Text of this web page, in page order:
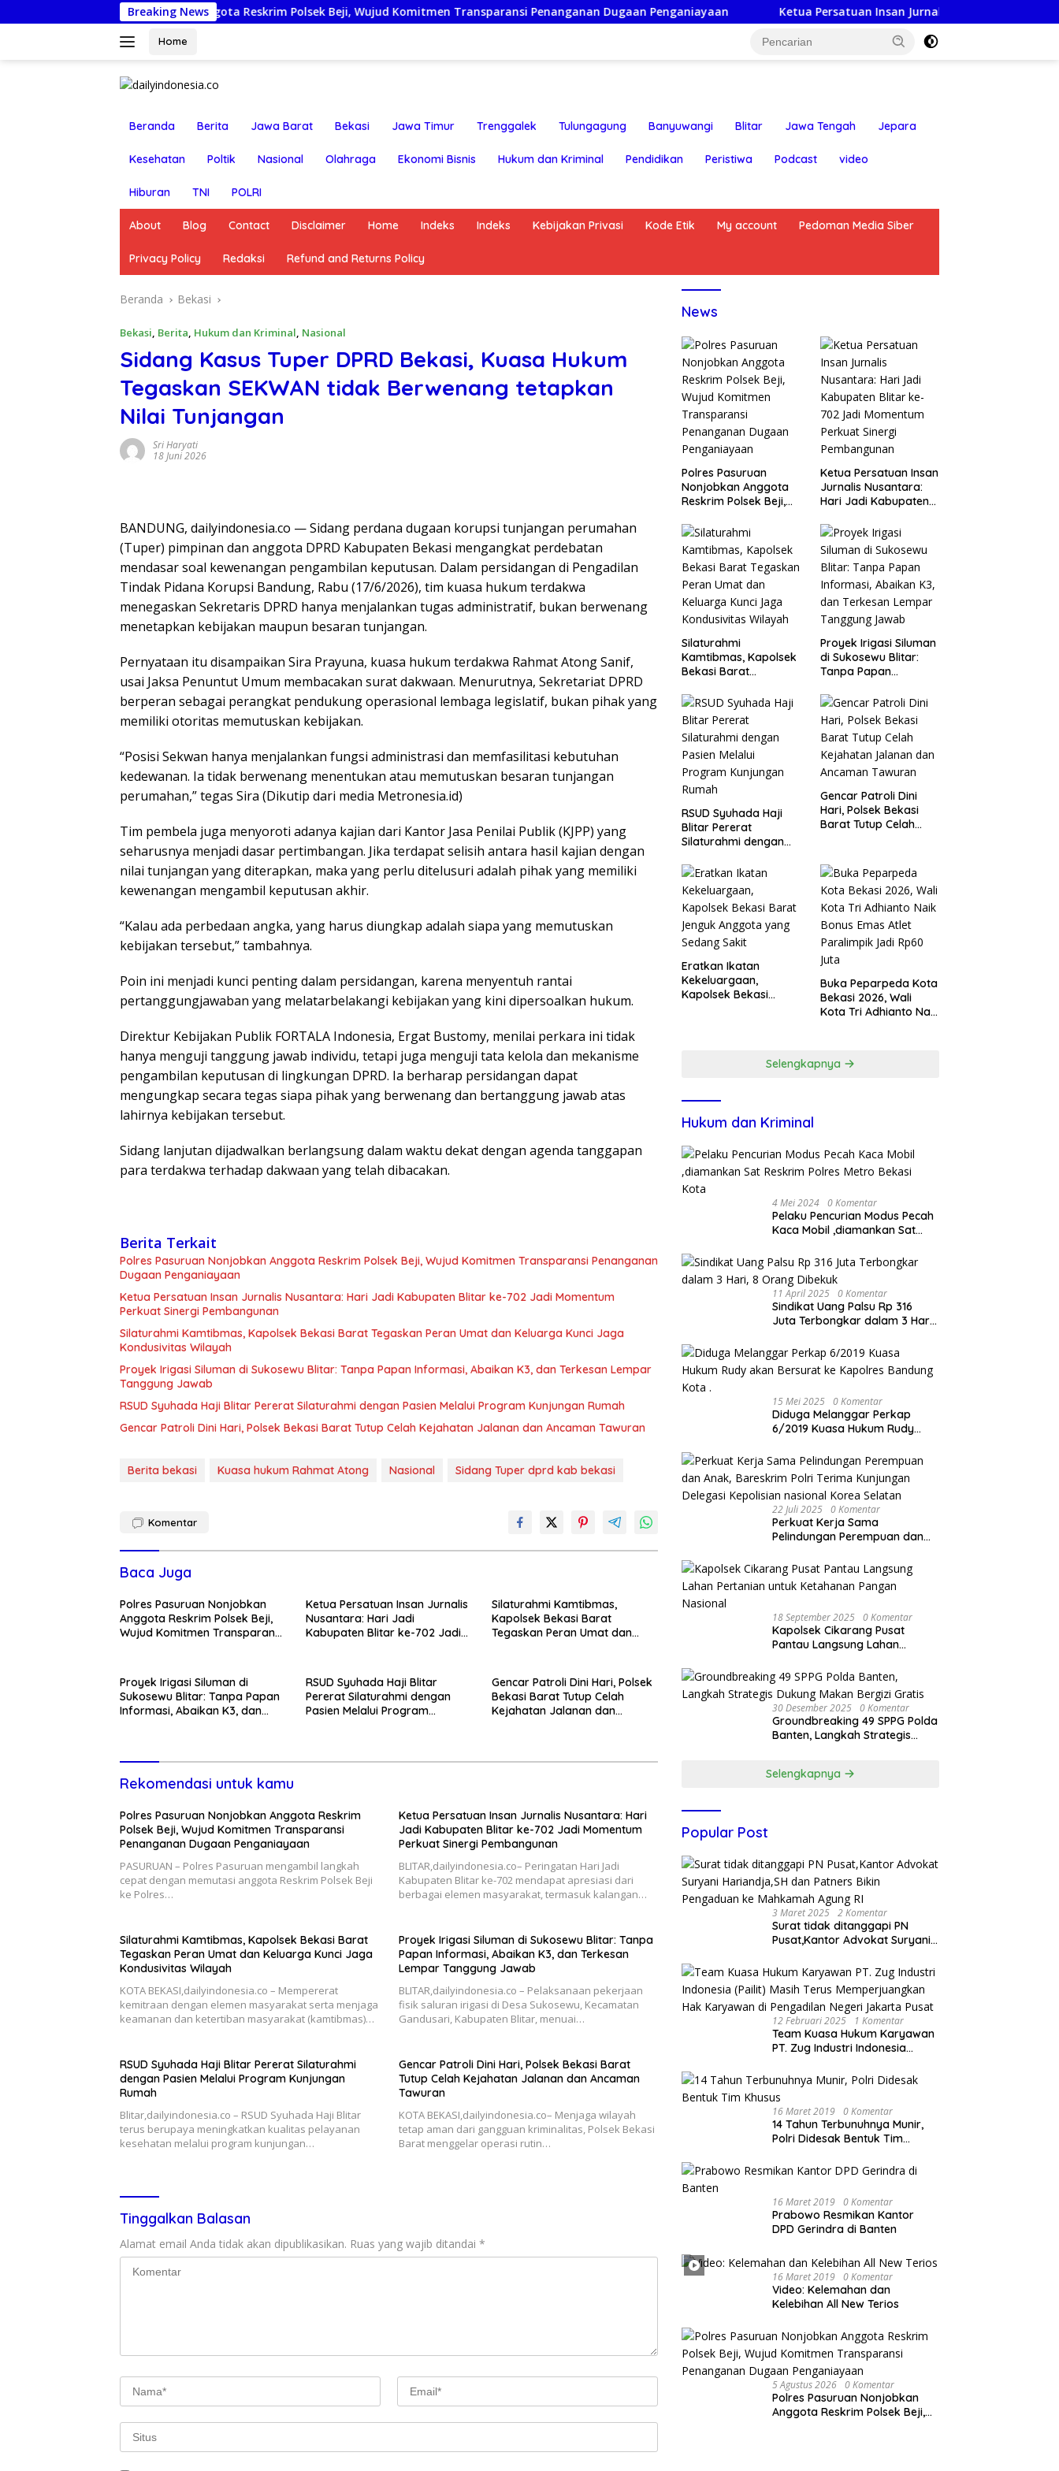
ke
Breaking News
Nonjobkan Anggota Reskrim Polsek Beji, Wujud Komitmen Transparansi Penanganan Dugaan Penganiayaan Ketua Persatuan Insan Jurnalis Nusantara: Hari Jadi Kabupaten
Home
Beranda Berita Jawa Barat Bekasi Jawa Timur Trenggalek Tulungagung Banyuwangi Blitar Jawa Tengah Jepara
Kesehatan Poltik Nasional Olahraga Ekonomi Bisnis Hukum dan Kriminal Pendidikan Peristiwa Podcast video
Hiburan TNI POLRI
About Blog Contact Disclaimer Home Indeks Indeks Kebijakan Privasi Kode Etik My account Pedoman Media Siber
Privacy Policy Redaksi Refund and Returns Policy
Beranda Bekasi
Bekasi, Berita, Hukum dan Kriminal, Nasional
Sidang Kasus Tuper DPRD Bekasi, Kuasa Hukum
Tegaskan SEKWAN tidak Berwenang tetapkan
Nilai Tunjangan
Sri Haryati
18 Juni 2026
BANDUNG, dailyindonesia.co — Sidang perdana dugaan korupsi tunjangan perumahan
(Tuper) pimpinan dan anggota DPRD Kabupaten Bekasi mengangkat perdebatan
mendasar soal kewenangan pengambilan keputusan. Dalam persidangan di Pengadilan
Tindak Pidana Korupsi Bandung, Rabu (17/6/2026), tim kuasa hukum terdakwa
menegaskan Sekretaris DPRD hanya menjalankan tugas administratif, bukan berwenang
menetapkan kebijakan maupun besaran tunjangan.
Pernyataan itu disampaikan Sira Prayuna, kuasa hukum terdakwa Rahmat Atong Sanif,
usai Jaksa Penuntut Umum membacakan surat dakwaan. Menurutnya, Sekretariat DPRD
berperan sebagai perangkat pendukung operasional lembaga legislatif, bukan pihak yang
memiliki otoritas memutuskan kebijakan.
“Posisi Sekwan hanya menjalankan fungsi administrasi dan memfasilitasi kebutuhan
kedewanan. Ia tidak berwenang menentukan atau memutuskan besaran tunjangan
perumahan,” tegas Sira (Dikutip dari media Metronesia.id)
Tim pembela juga menyoroti adanya kajian dari Kantor Jasa Penilai Publik (KJPP) yang
seharusnya menjadi dasar pertimbangan. Jika terdapat selisih antara hasil kajian dengan
nilai tunjangan yang diterapkan, maka yang perlu ditelusuri adalah pihak yang memiliki
kewenangan mengambil keputusan akhir.
“Kalau ada perbedaan angka, yang harus diungkap adalah siapa yang memutuskan
kebijakan tersebut,” tambahnya.
Poin ini menjadi kunci penting dalam persidangan, karena menyentuh rantai
pertanggungjawaban yang melatarbelakangi kebijakan yang kini dipersoalkan hukum.
Direktur Kebijakan Publik FORTALA Indonesia, Ergat Bustomy, menilai perkara ini tidak
hanya menguji tanggung jawab individu, tetapi juga menguji tata kelola dan mekanisme
pengambilan keputusan di lingkungan DPRD. Ia berharap persidangan dapat
mengungkap secara tegas siapa pihak yang berwenang dan bertanggung jawab atas
lahirnya kebijakan tersebut.
Sidang lanjutan dijadwalkan berlangsung dalam waktu dekat dengan agenda tanggapan
para terdakwa terhadap dakwaan yang telah dibacakan.
Berita Terkait
Polres Pasuruan Nonjobkan Anggota Reskrim Polsek Beji, Wujud Komitmen Transparansi Penanganan
Dugaan Penganiayaan
Ketua Persatuan Insan Jurnalis Nusantara: Hari Jadi Kabupaten Blitar ke-702 Jadi Momentum
Perkuat Sinergi Pembangunan
Silaturahmi Kamtibmas, Kapolsek Bekasi Barat Tegaskan Peran Umat dan Keluarga Kunci Jaga
Kondusivitas Wilayah
Proyek Irigasi Siluman di Sukosewu Blitar: Tanpa Papan Informasi, Abaikan K3, dan Terkesan Lempar
Tanggung Jawab
RSUD Syuhada Haji Blitar Pererat Silaturahmi dengan Pasien Melalui Program Kunjungan Rumah
Gencar Patroli Dini Hari, Polsek Bekasi Barat Tutup Celah Kejahatan Jalanan dan Ancaman Tawuran
Berita bekasi Kuasa hukum Rahmat Atong Nasional Sidang Tuper dprd kab bekasi
Komentar
Baca Juga
Polres Pasuruan Nonjobkan
Anggota Reskrim Polsek Beji,
Wujud Komitmen Transparansi
Ketua Persatuan Insan Jurnalis
Nusantara: Hari Jadi
Kabupaten Blitar ke-702 Jadi
Silaturahmi Kamtibmas,
Kapolsek Bekasi Barat
Tegaskan Peran Umat dan
Proyek Irigasi Siluman di
Sukosewu Blitar: Tanpa Papan
Informasi, Abaikan K3, dan
RSUD Syuhada Haji Blitar
Pererat Silaturahmi dengan
Pasien Melalui Program
Gencar Patroli Dini Hari, Polsek
Bekasi Barat Tutup Celah
Kejahatan Jalanan dan
Rekomendasi untuk kamu
Polres Pasuruan Nonjobkan Anggota Reskrim
Polsek Beji, Wujud Komitmen Transparansi
Penanganan Dugaan Penganiayaan
PASURUAN – Polres Pasuruan mengambil langkah
cepat dengan memutasi anggota Reskrim Polsek Beji
ke Polres…
Ketua Persatuan Insan Jurnalis Nusantara: Hari
Jadi Kabupaten Blitar ke-702 Jadi Momentum
Perkuat Sinergi Pembangunan
BLITAR,dailyindonesia.co– Peringatan Hari Jadi
Kabupaten Blitar ke-702 mendapat apresiasi dari
berbagai elemen masyarakat, termasuk kalangan…
Silaturahmi Kamtibmas, Kapolsek Bekasi Barat
Tegaskan Peran Umat dan Keluarga Kunci Jaga
Kondusivitas Wilayah
KOTA BEKASI,dailyindonesia.co – Mempererat
kemitraan dengan elemen masyarakat serta menjaga
keamanan dan ketertiban masyarakat (kamtibmas)…
Proyek Irigasi Siluman di Sukosewu Blitar: Tanpa
Papan Informasi, Abaikan K3, dan Terkesan
Lempar Tanggung Jawab
BLITAR,dailyindonesia.co – Pelaksanaan pekerjaan
fisik saluran irigasi di Desa Sukosewu, Kecamatan
Gandusari, Kabupaten Blitar, menuai…
RSUD Syuhada Haji Blitar Pererat Silaturahmi
dengan Pasien Melalui Program Kunjungan
Rumah
Blitar,dailyindonesia.co – RSUD Syuhada Haji Blitar
terus berupaya meningkatkan kualitas pelayanan
kesehatan melalui program kunjungan…
Gencar Patroli Dini Hari, Polsek Bekasi Barat
Tutup Celah Kejahatan Jalanan dan Ancaman
Tawuran
KOTA BEKASI,dailyindonesia.co– Menjaga wilayah
tetap aman dari gangguan kriminalitas, Polsek Bekasi
Barat menggelar operasi rutin…
Tinggalkan Balasan
Alamat email Anda tidak akan dipublikasikan. Ruas yang wajib ditandai *
News
Polres Pasuruan
Nonjobkan Anggota
Reskrim Polsek Beji,
Transparansi
Penanganan Dugaan
Penganiayaan
Ketua Persatuan Insan
Jurnalis Nusantara:
Hari Jadi Kabupaten
Momentum Perkuat
Sinergi Pembangunan
Silaturahmi
Kamtibmas, Kapolsek
Bekasi Barat
dan Keluarga Kunci
Jaga Kondusivitas
Wilayah
Proyek Irigasi Siluman
di Sukosewu Blitar:
Tanpa Papan
dan Terkesan Lempar
Tanggung Jawab
RSUD Syuhada Haji
Blitar Pererat
Silaturahmi dengan
Program Kunjungan
Rumah
Gencar Patroli Dini
Hari, Polsek Bekasi
Barat Tutup Celah
Tawuran
Eratkan Ikatan
Kekeluargaan,
Kapolsek Bekasi
Buka Peparpeda Kota
Bekasi 2026, Wali
Kota Tri Adhianto Naik
Selengkapnya
Hukum dan Kriminal
4 Mei 2024 0 Komentar
Pelaku Pencurian Modus Pecah
Kaca Mobil ,diamankan Sat
Kota
11 April 2025 0 Komentar
Sindikat Uang Palsu Rp 316
Juta Terbongkar dalam 3 Hari,
15 Mei 2025 0 Komentar
Diduga Melanggar Perkap
6/2019 Kuasa Hukum Rudy
Bandung Kota .
22 Juli 2025 0 Komentar
Perkuat Kerja Sama
Pelindungan Perempuan dan
Kunjungan Delegasi Kepolisian
nasional Korea Selatan
18 September 2025 0 Komentar
Kapolsek Cikarang Pusat
Pantau Langsung Lahan
Pangan Nasional
30 Desember 2025 0 Komentar
Groundbreaking 49 SPPG Polda
Banten, Langkah Strategis
Selengkapnya
Popular Post
3 Maret 2025 2 Komentar
Surat tidak ditanggapi PN
Pusat,Kantor Advokat Suryani
Pengaduan ke Mahkamah
Agung RI
12 Februari 2025 1 Komentar
Team Kuasa Hukum Karyawan
PT. Zug Industri Indonesia
Memperjuangkan Hak
Karyawan di Pengadilan Negeri
Jakarta Pusat
16 Maret 2019 0 Komentar
14 Tahun Terbunuhnya Munir,
Polri Didesak Bentuk Tim
16 Maret 2019 0 Komentar
Prabowo Resmikan Kantor
DPD Gerindra di Banten
16 Maret 2019 0 Komentar
Video: Kelemahan dan
Kelebihan All New Terios
5 Agustus 2026 0 Komentar
Polres Pasuruan Nonjobkan
Anggota Reskrim Polsek Beji,